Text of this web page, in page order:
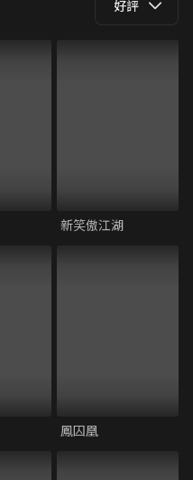
好評
新笑傲江湖
鳳囚凰